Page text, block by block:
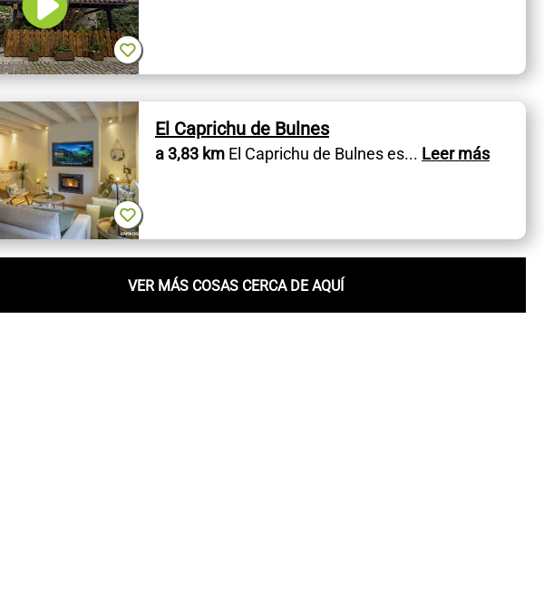
El Caprichu de Bulnes
a 3,83 kmEl Caprichu de Bulnes es... Leer más
VER MÁS COSAS CERCA DE AQUÍ